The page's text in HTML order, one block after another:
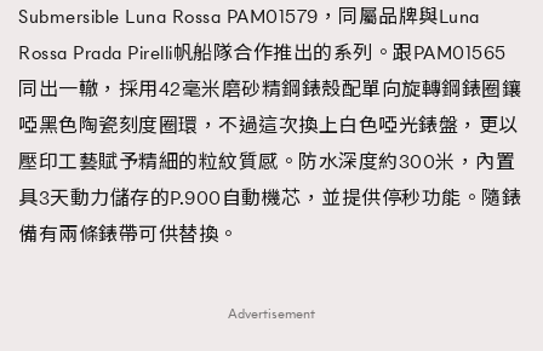
Submersible Luna Rossa PAM01579，同屬品牌與Luna
Rossa Prada Pirelli帆船隊合作推出的系列。跟PAM01565
同出一轍，採用42毫米磨砂精鋼錶殼配單向旋轉鋼錶圈鑲
啞黑色陶瓷刻度圈環，不過這次換上白色啞光錶盤，更以
壓印工藝賦予精細的粒紋質感。防水深度約300米，內置
具3天動力儲存的P.900自動機芯，並提供停秒功能。隨錶
備有兩條錶帶可供替換。
Advertisement